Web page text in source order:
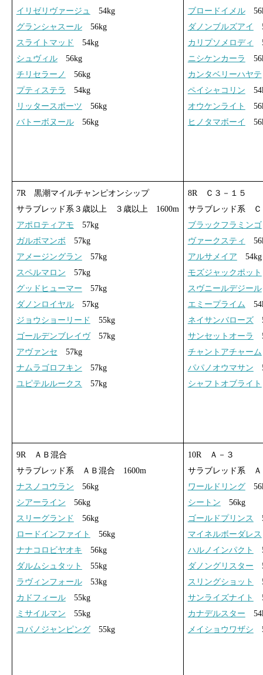
イリゼリヴァージュ
54kg
グランシャスール56kg
スライトマッド
54kg
シュヴィル56kg
チリセラーノ
56kg
プティステラ
54kg
リッタースポーツ 56kg
バトーボヌール56kg
ブロードイメル
ダノンブルズアイ
カリプソメロディ
ニシケンカーラ
カンタベリーハヤテ
ペイシャコリン
オウケンライト
ヒノタマボーイ
7R 黒潮マイルチャンピオンシップ
サラブレッド系３歳以上 ３歳以上 1600m
アポロティアモ 57kg
ガルボマンボ 57kg
アメージングラン 57kg
スペルマロン 57kg
グッドヒューマー 57kg
ダノンロイヤル57kg
ジョウショーリード
55kg
ゴールデンブレイヴ57kg
アヴァンセ 57kg
ナムラゴロフキン 57kg
ユピテルルークス
57kg
8R Ｃ３－１５
サラブレッド系
ブラックフラミンゴ
ヴァークスティ
アルサメイア 54kg
モズジャックポット
スヴニールデジール
エミープライム
ネイサンバローズ
サンセットオーラ
チャントアチャーム
パパノオウマサン
シャフトオブライト
9R ＡＢ混合
サラブレッド系 ＡＢ混合 1600m
ナスノコウラン 56kg
シアーライン 56kg
スリーグランド
56kg
ロードインファイト
56kg
ナナコロビヤオキ 56kg
ダルムシュタット
55kg
ラヴィンフォール53kg
カドフィール55kg
ミサイルマン 55kg
コパノジャンピング55kg
10R Ａ－３
サラブレッド系
ワールドリング
シートン 56kg
ゴールドプリンス
マイネルボーダレス
ハルノインパクト
ダノングリスター
スリングショット
サンライズナイト
カナデルスター
メイショウワザシ